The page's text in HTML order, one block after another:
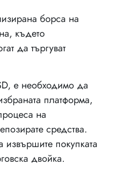
борса на
където
да търгуват
е необходимо да
платформа,
на
средства.
покупката
двойка.